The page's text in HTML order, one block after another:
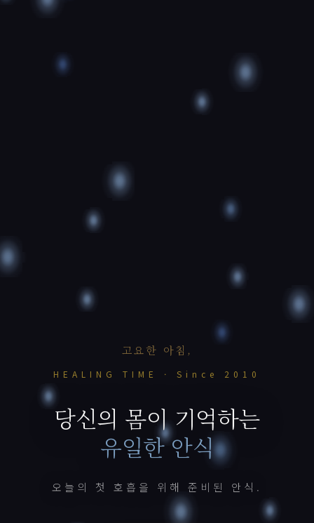
고요한 아침,
HEALING TIME · Since 2010
당신의 몸이 기억하는
유일한 안식
오늘의 첫 호흡을 위해 준비된 안식.